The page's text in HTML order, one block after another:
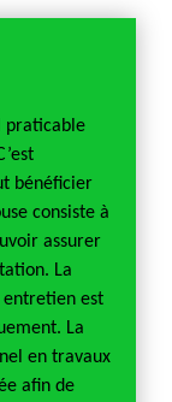
praticable
bénéficier
consiste à
assurer
La
entretien est
La
en travaux
afin de